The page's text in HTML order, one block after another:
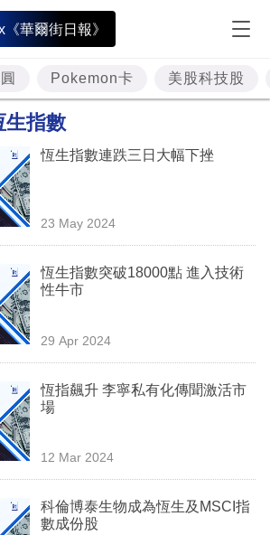
《華爾街日報》
Pokemon卡 美股科技股
生指數
恆生指數連跌三日大幅下挫
23 May 2024
恆生指數突破18000點 進入技術
性牛市
29 Apr 2024
恆指飆升 李寧私有化傳聞激活市
場
12 Mar 2024
科倫博泰生物成為恆生及MSCI指
數成份股